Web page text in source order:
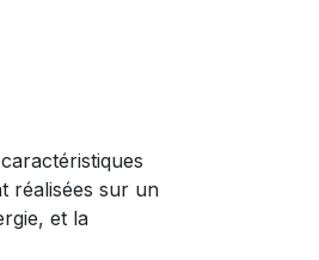
réalisées sur un
et la